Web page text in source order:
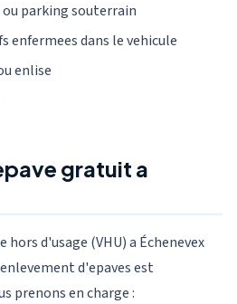
parking souterrain
enfermees dans le vehicule
enlise
gratuit a
hors d'usage (VHU) a Échenevex
d'epaves est
prenons en charge :